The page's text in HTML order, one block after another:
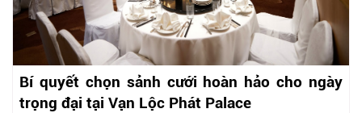
Bí quyết chọn sảnh cưới hoàn hảo cho ngày
trọng đại tại Vạn Lộc Phát Palace